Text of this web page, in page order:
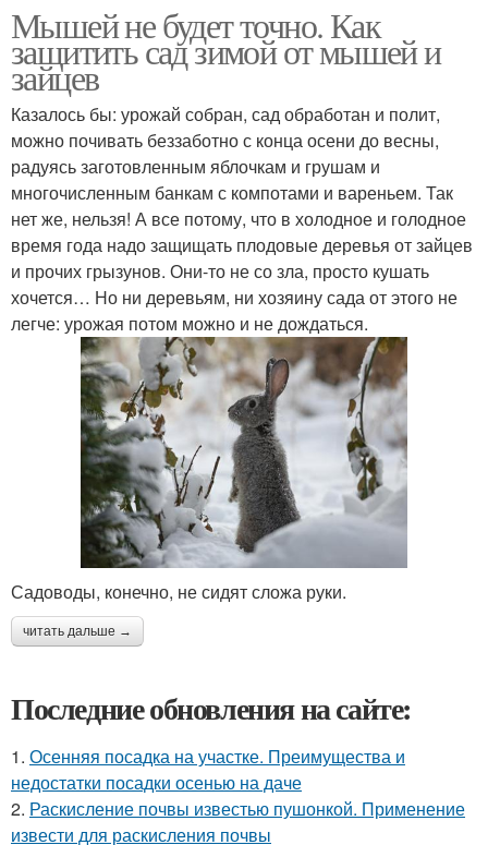
Мышей не будет точно. Как
защитить сад зимой от мышей и
зайцев
Казалось бы: урожай собран, сад обработан и полит,
можно почивать беззаботно с конца осени до весны,
радуясь заготовленным яблочкам и грушам и
многочисленным банкам с компотами и вареньем. Так
нет же, нельзя! А все потому, что в холодное и голодное
время года надо защищать плодовые деревья от зайцев
и прочих грызунов. Они-то не со зла, просто кушать
хочется… Но ни деревьям, ни хозяину сада от этого не
легче: урожая потом можно и не дождаться.
Садоводы, конечно, не сидят сложа руки.
читать дальше →
Последние обновления на сайте:
1. Осенняя посадка на участке. Преимущества и
недостатки посадки осенью на даче
2. Раскисление почвы известью пушонкой. Применение
извести для раскисления почвы